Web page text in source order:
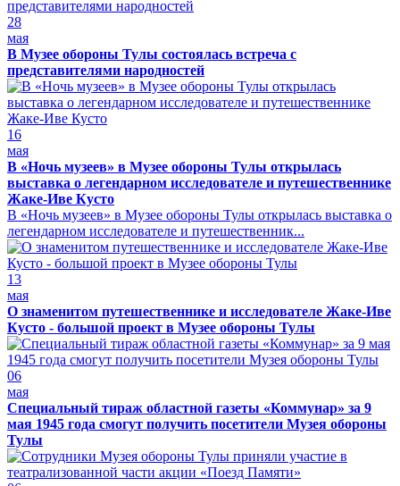
28
мая
В Музее обороны Тулы состоялась встреча с
представителями народностей
16
мая
В «Ночь музеев» в Музее обороны Тулы открылась
выставка о легендарном исследователе и путешественнике
Жаке-Иве Кусто
В «Ночь музеев» в Музее обороны Тулы открылась выставка о
легендарном исследователе и путешественник...
13
мая
О знаменитом путешественнике и исследователе Жаке-Иве
Кусто - большой проект в Музее обороны Тулы
06
мая
Специальный тираж областной газеты «Коммунар» за 9
мая 1945 года смогут получить посетители Музея обороны
Тулы